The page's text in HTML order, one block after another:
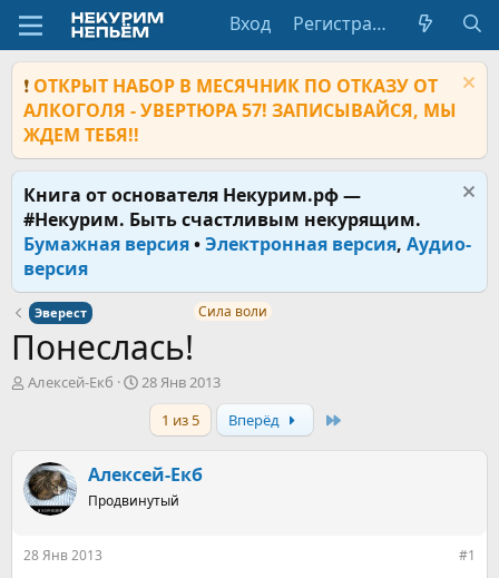
Вход Регистрация
❗ ОТКРЫТ НАБОР В МЕСЯЧНИК ПО ОТКАЗУ ОТ
АЛКОГОЛЯ - УВЕРТЮРА 57! ЗАПИСЫВАЙСЯ, МЫ
ЖДЕМ ТЕБЯ!!
Книга от основателя Некурим.рф —
#Некурим. Быть счастливым некурящим.
Бумажная версия•Электронная версия, Аудио-
версия
Эверест Сила воли
Понеслась!
А
т
е
Алексей-Екб
Д
а
ч
28 Янв 2013
1 из 5
Вперёд
Алексей-Екб
Продвинутый
28 Янв 2013 #1